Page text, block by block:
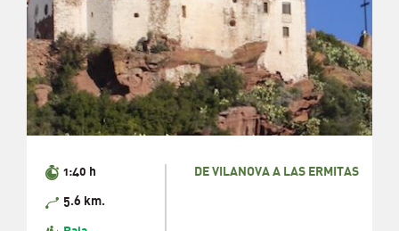
1:40 h
5.6 km.
DE VILANOVA A LAS ERMITAS